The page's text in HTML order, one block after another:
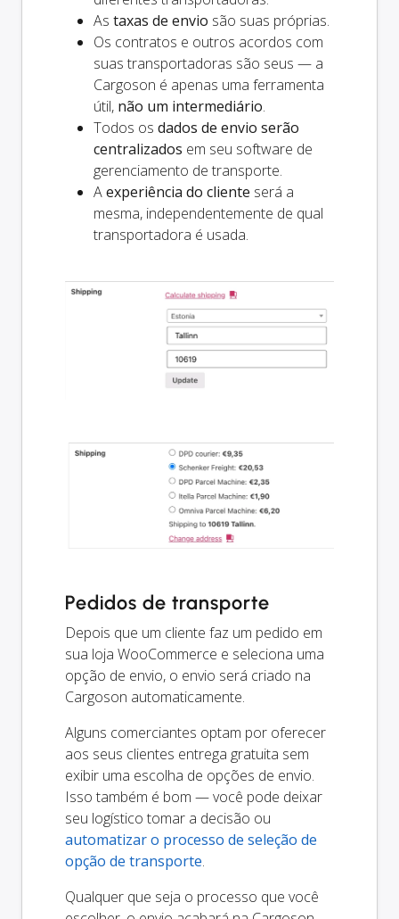
As taxas de envio são suas próprias.
Os contratos e outros acordos com
suas transportadoras são seus — a
Cargoson é apenas uma ferramenta
útil, não um intermediário.
Todos os dados de envio serão
centralizados em seu software de
gerenciamento de transporte.
Aexperiência do cliente será a
mesma, independentemente de qual
transportadora é usada.
Pedidos de transporte
Depois que um cliente faz um pedido em
sua loja WooCommerce e seleciona uma
opção de envio, o envio será criado na
Cargoson automaticamente.
Alguns comerciantes optam por oferecer
aos seus clientes entrega gratuita sem
exibir uma escolha de opções de envio.
Isso também é bom — você pode deixar
seu logístico tomar a decisão ou
automatizar o processo de seleção de
opção de transporte.
Qualquer que seja o processo que você